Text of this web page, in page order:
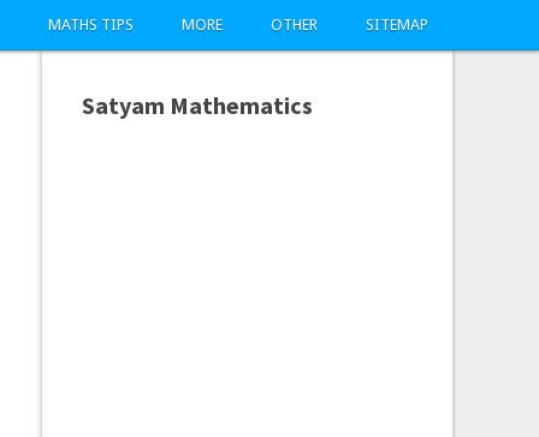
MATHS TIPS MORE OTHER SITEMAP
Satyam Mathematics